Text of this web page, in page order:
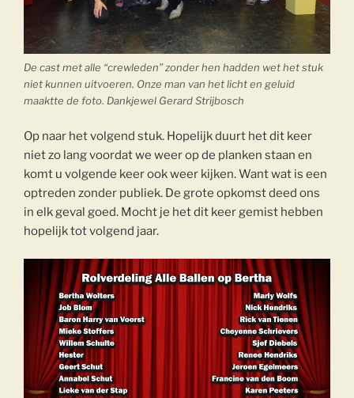
De cast met alle “crewleden” zonder hen hadden wet het stuk
niet kunnen uitvoeren. Onze man van het licht en geluid
maaktte de foto. Dankjewel Gerard Strijbosch
Op naar het volgend stuk. Hopelijk duurt het dit keer
niet zo lang voordat we weer op de planken staan en
komt u volgende keer ook weer kijken. Want wat is een
optreden zonder publiek. De grote opkomst deed ons
in elk geval goed. Mocht je het dit keer gemist hebben
hopelijk tot volgend jaar.